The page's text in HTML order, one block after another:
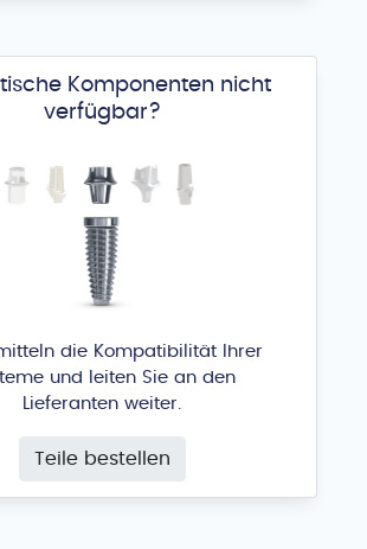
Komponenten nicht
verfügbar?
die Kompatibilität Ihrer
und leiten Sie an den
Lieferanten weiter.
Teile bestellen